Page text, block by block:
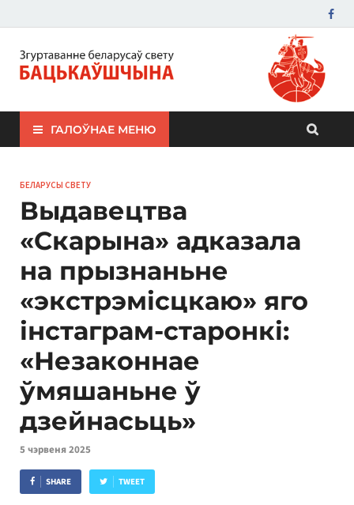
ЗБС "Бацькаўшчына"
ГАЛОЎНАЕ МЕНЮ
БЕЛАРУСЫ СВЕТУ
Выдавецтва
«Скарына» адказала
на прызнаньне
«экстрэмісцкаю» яго
інстаграм-старонкі:
«Незаконнае
ўмяшаньне ў
дзейнасьць»
5 чэрвеня 2025
SHARE TWEET